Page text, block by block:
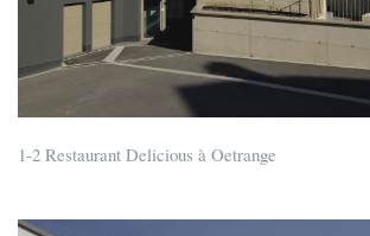
1-2 Restaurant Delicious à Oetrange